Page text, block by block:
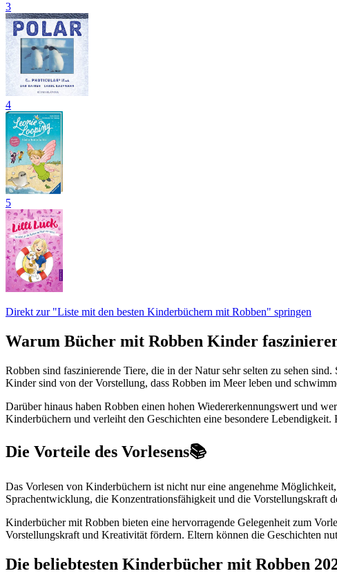
3
4
5
Direkt zur "Liste mit den besten Kinderbüchern mit Robben" springen
Warum Bücher mit Robben Kinder
Robben sind faszinierende Tiere, die in der Natur sehr selten zu sehen
Kinder sind von der Vorstellung, dass Robben im Meer leben und
Darüber hinaus haben Robben einen hohen Wiedererkennungswert und
Kinderbüchern und verleiht den Geschichten eine besondere
Die Vorteile des Vorlesens📚
Das Vorlesen von Kinderbüchern ist nicht nur eine angenehme
Sprachentwicklung, die Konzentrationsfähigkeit und die Vorstellungskraft
Kinderbücher mit Robben bieten eine hervorragende Gelegenheit zum
Vorstellungskraft und Kreativität fördern. Eltern können die Geschichten
Die beliebtesten Kinderbücher mit Robben